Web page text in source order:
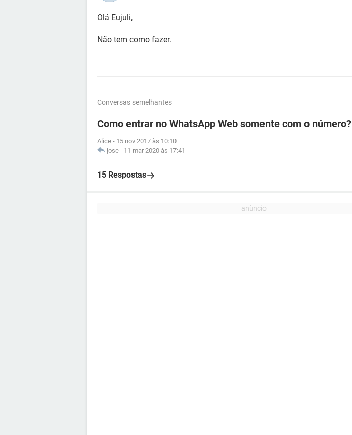
Olá Eujuli,
Não tem como fazer.
Conversas semelhantes
Como entrar no WhatsApp Web somente com o número?
Alice - 15 nov 2017 às 10:10
jose - 11 mar 2020 às 17:41
15 Respostas